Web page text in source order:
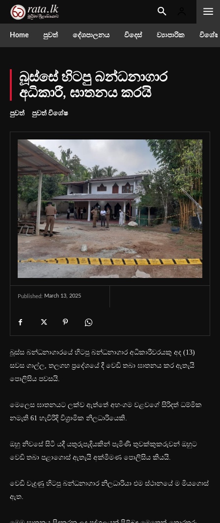
Home පුවත් දේශපාලනය විදෙස් ව්‍යාපාරික
බූස්සේ හිටපු බන්ධනාගාර
අධිකාරී, ඝාතනය කරයි
පුවත් පුවත් විශේෂ
Published: March 13, 2025
බූස්ස බන්ධනාගාරයේ හිටපු බන්ධනාගාර අධිකාරීවරයකු අද (13)
සවස ගාල්ල, තලගහ ප්‍රදේශයේ දී වෙඩි තබා ඝාතනය කර ඇතැයි
පොලිසිය පවසයි.
මෙලෙස ඝාතනයට ලක්ව ඇත්තේ අහංගම වළවගේ සිරිදත් ධම්මික
නමැති 61 හැවිරිදි විශ්‍රාමික නිලධාරියෙකි.
ඔහු නිවසේ සිටි යදී යතුරුපැදියකින් පැමිණි තුවක්කුකරුවන් ඔහුට
වෙඩි තබා පළාගොස් ඇතැයි අක්මීමණ පොලිසිය කියයි.
වෙඩි වැදුණු හිටපු බන්ධනාගාර නිලධාරියා එම ස්ථානයේ ම මියගොස්
ඇත.